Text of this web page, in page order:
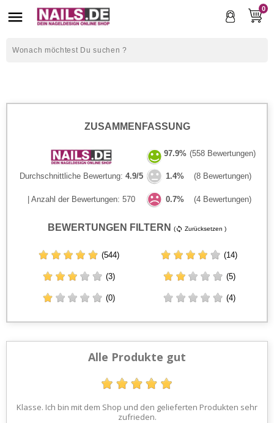
 0
ZUSAMMENFASSUNG
97.9% (558 Bewertungen)
Durchschnittliche Bewertung: 4.9/5 1.4% (8 Bewertungen)
| Anzahl der Bewertungen: 570 0.7% (4 Bewertungen)
BEWERTUNGEN FILTERN (sync Zurücksetzen )
(544) (14)
(3) (5)
(0) (4)
Alle Produkte gut
Klasse. Ich bin mit dem Shop und den gelieferten Produkten sehr
zufrieden.